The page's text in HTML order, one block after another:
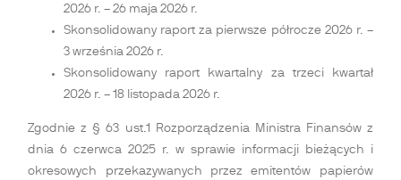
2026 r. – 26 maja 2026 r.
Skonsolidowany raport za pierwsze półrocze 2026 r. –
3 września 2026 r.
Skonsolidowany raport kwartalny za trzeci kwartał
2026 r. – 18 listopada 2026 r.
Zgodnie z § 63 ust.1 Rozporządzenia Ministra Finansów z
dnia 6 czerwca 2025 r. w sprawie informacji bieżących i
okresowych przekazywanych przez emitentów papierów